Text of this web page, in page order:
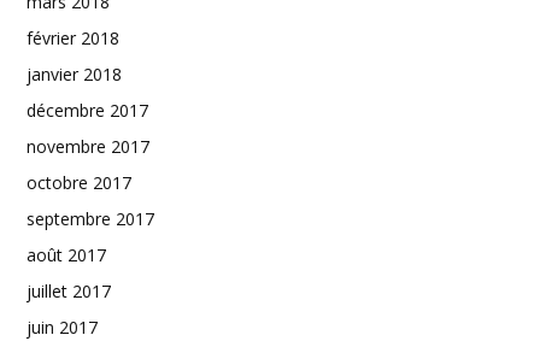
février 2018
janvier 2018
décembre 2017
novembre 2017
octobre 2017
septembre 2017
août 2017
juillet 2017
juin 2017